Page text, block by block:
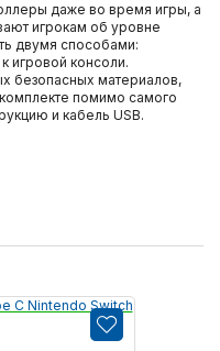
даже во время игры, а
игрокам об уровне
двумя способами:
игровой консоли.
безопасных материалов,
помимо самого
и кабель USB.